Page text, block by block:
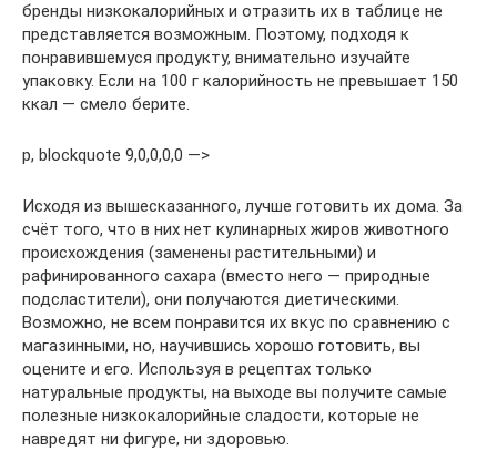
бренды низкокалорийных и отразить их в таблице не
представляется возможным. Поэтому, подходя к
понравившемуся продукту, внимательно изучайте
упаковку. Если на 100 г калорийность не превышает 150
ккал — смело берите.
p, blockquote 9,0,0,0,0 —>
Исходя из вышесказанного, лучше готовить их дома. За
счёт того, что в них нет кулинарных жиров животного
происхождения (заменены растительными) и
рафинированного сахара (вместо него — природные
подсластители), они получаются диетическими.
Возможно, не всем понравится их вкус по сравнению с
магазинными, но, научившись хорошо готовить, вы
оцените и его. Используя в рецептах только
натуральные продукты, на выходе вы получите самые
полезные низкокалорийные сладости, которые не
навредят ни фигуре, ни здоровью.